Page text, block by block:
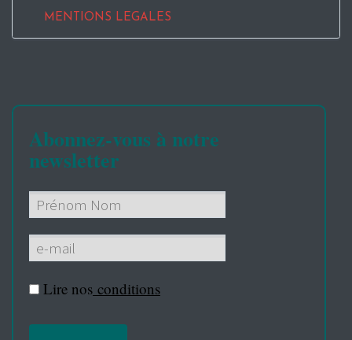
MENTIONS LEGALES
Abonnez-vous à notre
newsletter
Lire nos conditions